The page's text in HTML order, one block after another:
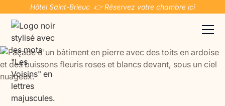
Hôtel Saint-Brieuc 👉 Réservez votre chambre ici